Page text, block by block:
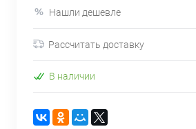
Нашли дешевле
Рассчитать доставку
В наличии